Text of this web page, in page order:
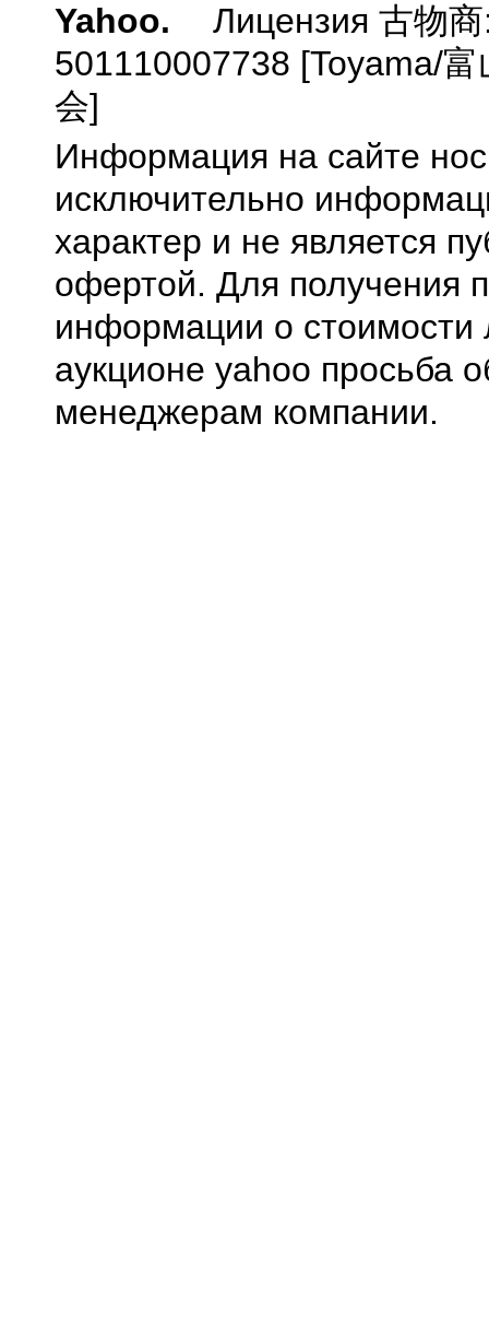
Yahoo.
Лицензия 古物
501110007738 [Toyama/
会]
Информация на сайте
исключительно
характер и не является
офертой. Для получения
информации о стоимости
аукционе yahoo просьба
менеджерам компании.